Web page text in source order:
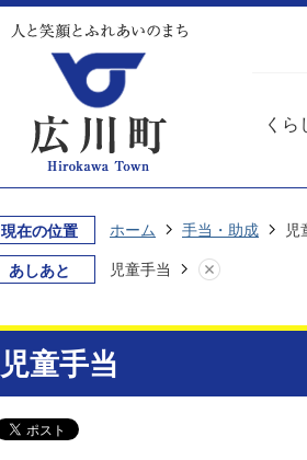
くら
現在の位置 ホーム 手当・助成 児
あしあと
児童手当
児童手当